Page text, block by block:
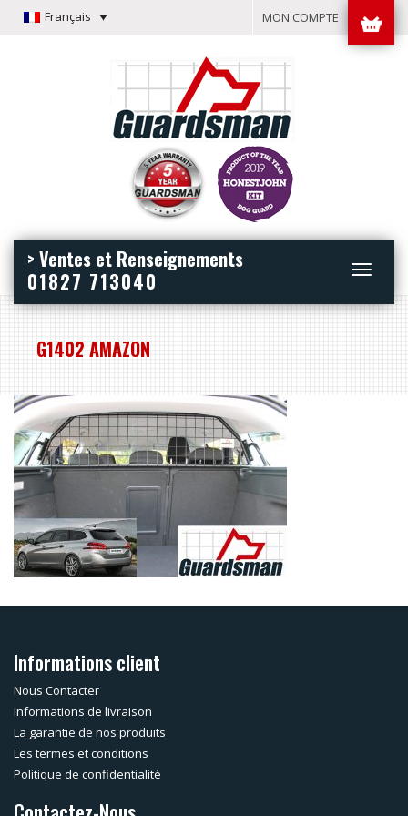
Français MON COMPTE
Toggle
> Ventes et Renseignements
01827 713040
G1402 AMAZON
Informations client
Nous Contacter
Informations de livraison
La garantie de nos produits
Les termes et conditions
Politique de confidentialité